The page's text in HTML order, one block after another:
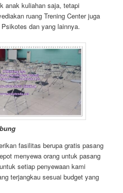
anak kuliahan saja, tetapi
ruang Trening Center juga
dan yang lainnya.
fasilitas berupa gratis pasang
menyewa orang untuk pasang
setiap penyewaan kami
terjangkau sesuai budget yang